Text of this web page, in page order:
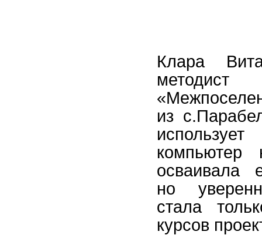
Клара
из
осваивала
но
стала
курсов